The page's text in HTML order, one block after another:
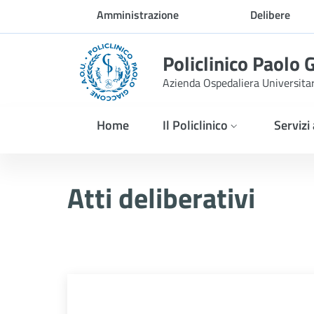
Skip to Main ContentAmministrazione
trasparente
Delibere
Policlinico Paolo
Azienda Ospedaliera
Home Il Policlinico
Atti deliberativi